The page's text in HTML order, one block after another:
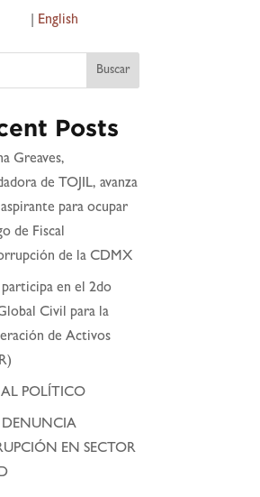
English
Buscar
Posts
Greaves,
de TOJIL, avanza
para ocupar
de Fiscal
de la CDMX
participa en el 2do
Civil para la
de Activos
POLÍTICO
DENUNCIA
EN SECTOR